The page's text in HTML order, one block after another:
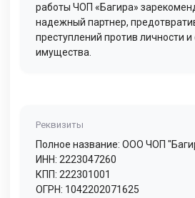
работы ЧОП «Багира»
надежный партнер,
преступлений против личности и
имущества.
Реквизиты
Полное название: ООО ЧОП
ИНН: 2223047260
КПП: 222301001
ОГРН: 1042202071625